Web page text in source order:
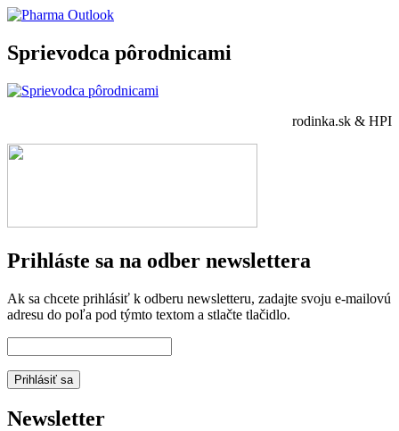
Sprievodca pôrodnicami
rodinka.sk & HPI
Prihláste sa na odber newslettera
Ak sa chcete prihlásiť k odberu newsletteru, zadajte svoju e-mailovú
adresu do poľa pod týmto textom a stlačte tlačidlo.
Newsletter